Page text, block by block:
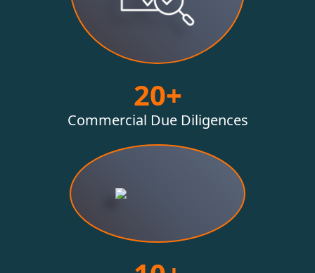
20+
Commercial Due Diligences